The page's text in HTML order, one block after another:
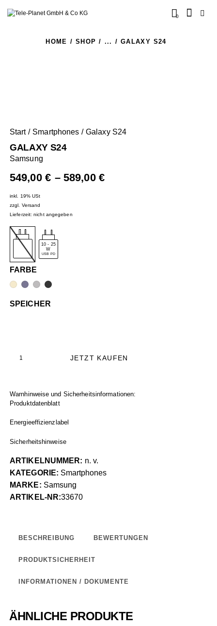
0
HOME SHOP ... GALAXY S24
Start Smartphones Galaxy S24
GALAXY S24
Samsung
549,00 € –589,00 €
inkl. 19% USt
zzgl. Versand
Lieferzeit: nicht angegeben
10 - 25
W
USB PD
FARBE
SPEICHER
JETZT KAUFEN
Warnhinweise und Sicherheitsinformationen:
Produktdatenblatt
Energieeffizienzlabel
Sicherheitshinweise
ARTIKELNUMMER: n. v.
KATEGORIE: Smartphones
MARKE: Samsung
ARTIKEL-NR:33670
BESCHREIBUNG BEWERTUNGEN
PRODUKTSICHERHEIT
INFORMATIONEN / DOKUMENTE
ÄHNLICHE PRODUKTE